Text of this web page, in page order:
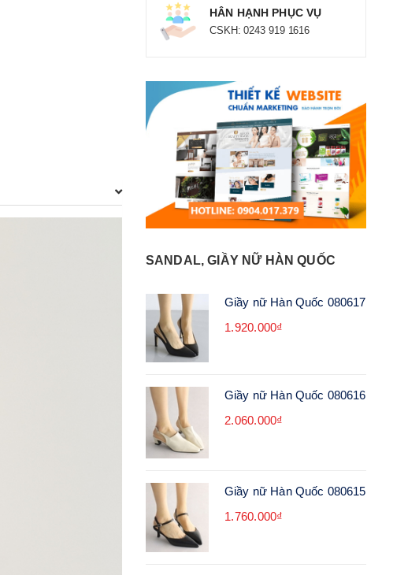
HÂN HẠNH PHỤC VỤ
CSKH: 0243 919 1616
SANDAL, GIẦY NỮ HÀN QUỐC
Giầy nữ Hàn Quốc 080617
1.920.000₫
Giầy nữ Hàn Quốc 080616
2.060.000₫
Giầy nữ Hàn Quốc 080615
1.760.000₫